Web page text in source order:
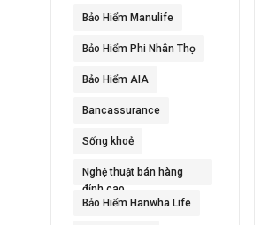
Bảo Hiểm Manulife
Bảo Hiểm Phi Nhân Thọ
Bảo Hiểm AIA
Bancassurance
Sống khoẻ
Nghệ thuật bán hàng
đỉnh cao
Bảo Hiểm Hanwha Life